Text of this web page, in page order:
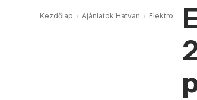
Kezdőlap Ajánlatok Hatvan Elektronika